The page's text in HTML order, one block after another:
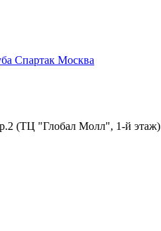
(ТЦ "Глобал Молл", 1-й этаж)